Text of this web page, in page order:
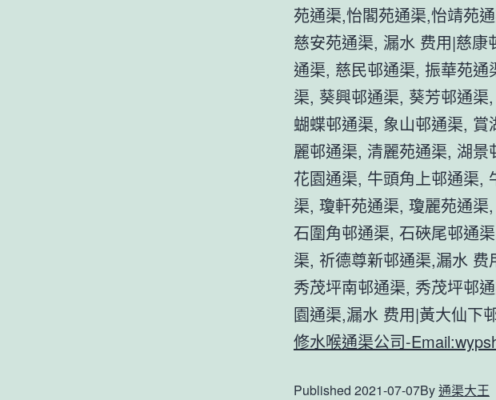
苑通渠,怡閣苑通渠,怡靖苑
慈安苑通渠, 漏水 费用|慈
通渠, 慈民邨通渠, 振華苑
渠, 葵興邨通渠, 葵芳邨通
蝴蝶邨通渠, 象山邨通渠,
麗邨通渠, 清麗苑通渠, 湖
花園通渠, 牛頭角上邨通渠,
渠, 瓊軒苑通渠, 瓊麗苑通
石圍角邨通渠, 石硤尾邨通
渠, 祈德尊新邨通渠,漏水
秀茂坪南邨通渠, 秀茂坪邨
園通渠,漏水 费用|黃大仙下
修水喉通渠公司-Email:
Published 2021-07-07By通渠大王